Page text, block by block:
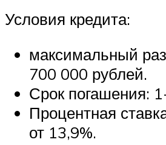
Условия кредита:
максимальный
700 000 рублей.
Срок погашения:
Процентная
от 13,9%.